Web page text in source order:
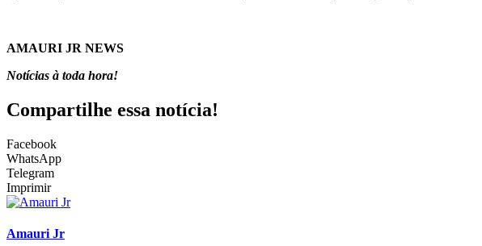
AMAURI JR NEWS
Notícias à toda hora!
Compartilhe essa notícia!
Facebook
WhatsApp
Telegram
Imprimir
Amauri Jr